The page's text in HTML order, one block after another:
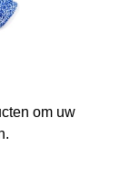
om uw